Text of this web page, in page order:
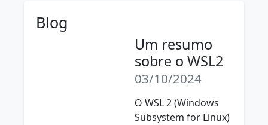
Blog
Um resumo
sobre o WSL2
03/10/2024
O WSL 2 (Windows
Subsystem for Linux)